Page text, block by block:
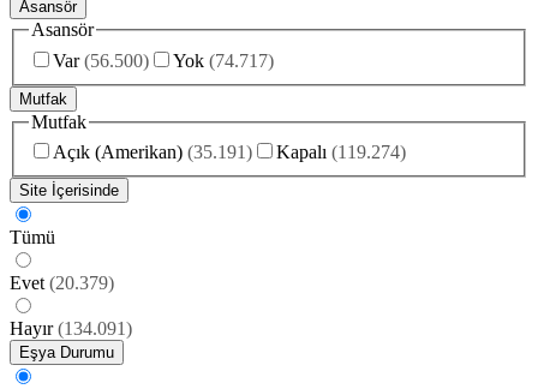
Asansör
Asansör
Var (56.500) Yok (74.717)
Mutfak
Mutfak
Açık (Amerikan) (35.191) Kapalı (119.274)
Site İçerisinde
Tümü
Evet (20.379)
Hayır (134.091)
Eşya Durumu